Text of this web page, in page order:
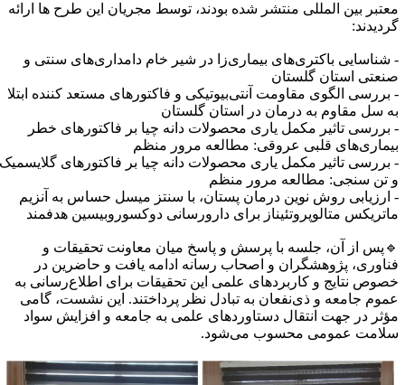
بین المللی منتشر شده بودند، توسط مجریان این طرح ها ارائه
شناسایی باکتری‌های بیماری‌زا در شیر خام دامداری‌های سنتی و
استان گلستان
بررسی الگوی مقاومت آنتی‌بیوتیکی و فاکتورهای مستعد کننده ابتلا
سل مقاوم به درمان در استان گلستان
بررسی تاثیر مکمل یاری محصولات دانه چیا بر فاکتورهای خطر
قلبی عروقی: مطالعه مرور منظم
بررسی تاثیر مکمل یاری محصولات دانه چیا بر فاکتورهای گلایسمیک
تن سنجی: مطالعه مرور منظم
ارزیابی روش نوین درمان پستان، با سنتز میسل حساس به آنزیم
متالوپروتئیناز برای دارورسانی دوکسوروبیسین هدفمند
از آن، جلسه با پرسش و پاسخ میان معاونت تحقیقات و
پژوهشگران و اصحاب رسانه ادامه یافت و حاضرین در
نتایج و کاربردهای علمی این تحقیقات برای اطلاع‌رسانی به
جامعه و ذی‌نفعان به تبادل نظر پرداختند. این نشست، گامی
در جهت انتقال دستاوردهای علمی به جامعه و افزایش سواد
عمومی محسوب می‌شود.